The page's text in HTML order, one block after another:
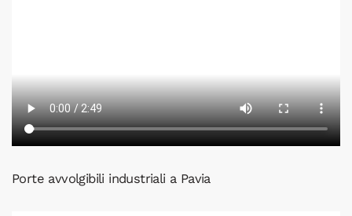
Porte avvolgibili industriali a Pavia